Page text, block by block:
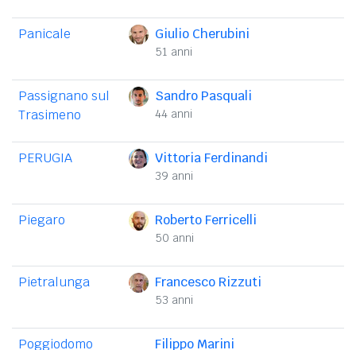
Panicale Giulio Cherubini
51 anni
Passignano sul
Trasimeno
Sandro Pasquali
44 anni
PERUGIA Vittoria Ferdinandi
39 anni
Piegaro Roberto Ferricelli
50 anni
Pietralunga Francesco Rizzuti
53 anni
Poggiodomo Filippo Marini